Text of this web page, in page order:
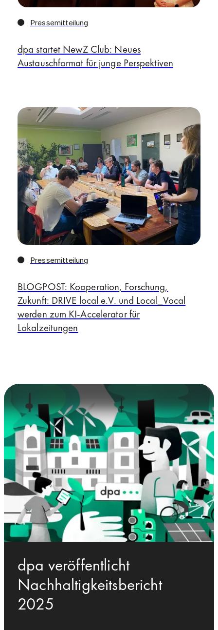
Pressemitteilung
dpa startet NewZ Club: Neues
Austauschformat für junge Perspektiven
Pressemitteilung
BLOGPOST: Kooperation, Forschung,
Zukunft: DRIVE local e.V. und Local_Vocal
werden zum KI-Accelerator für
Lokalzeitungen
dpa veröffentlicht
Nachhaltigkeitsbericht
2025